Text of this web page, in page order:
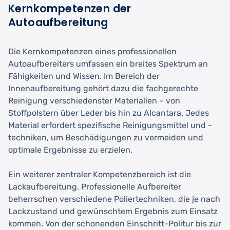
Kernkompetenzen der
Autoaufbereitung
Die Kernkompetenzen eines professionellen
Autoaufbereiters umfassen ein breites Spektrum an
Fähigkeiten und Wissen. Im Bereich der
Innenaufbereitung gehört dazu die fachgerechte
Reinigung verschiedenster Materialien – von
Stoffpolstern über Leder bis hin zu Alcantara. Jedes
Material erfordert spezifische Reinigungsmittel und -
techniken, um Beschädigungen zu vermeiden und
optimale Ergebnisse zu erzielen.
Ein weiterer zentraler Kompetenzbereich ist die
Lackaufbereitung. Professionelle Aufbereiter
beherrschen verschiedene Poliertechniken, die je nach
Lackzustand und gewünschtem Ergebnis zum Einsatz
kommen. Von der schonenden Einschritt-Politur bis zur